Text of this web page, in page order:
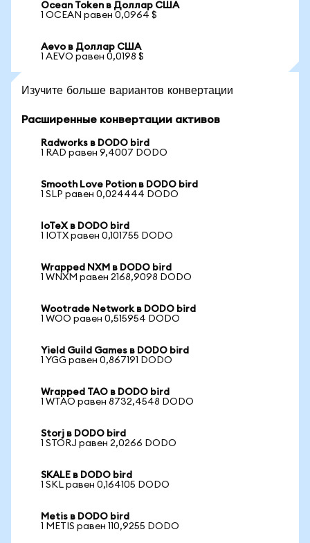
Ocean Token в Доллар США
1 OCEAN равен 0,0964 $
Aevo в Доллар США
1 AEVO равен 0,0198 $
Изучите больше вариантов конвертации
Расширенные конвертации активов
Radworks в DODO bird
1 RAD равен 9,4007 DODO
Smooth Love Potion в DODO bird
1 SLP равен 0,024444 DODO
IoTeX в DODO bird
1 IOTX равен 0,101755 DODO
Wrapped NXM в DODO bird
1 WNXM равен 2168,9098 DODO
Wootrade Network в DODO bird
1 WOO равен 0,515954 DODO
Yield Guild Games в DODO bird
1 YGG равен 0,867191 DODO
Wrapped TAO в DODO bird
1 WTAO равен 8732,4548 DODO
Storj в DODO bird
1 STORJ равен 2,0266 DODO
SKALE в DODO bird
1 SKL равен 0,164105 DODO
Metis в DODO bird
1 METIS равен 110,9255 DODO